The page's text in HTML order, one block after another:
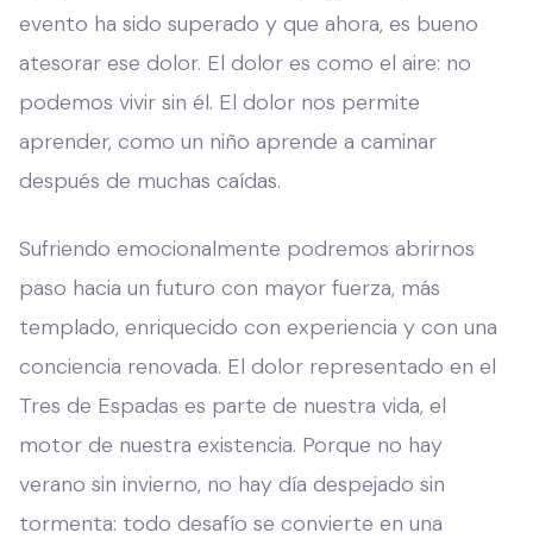
evento ha sido superado y que ahora, es bueno
atesorar ese dolor. El dolor es como el aire: no
podemos vivir sin él. El dolor nos permite
aprender, como un niño aprende a caminar
después de muchas caídas.
Sufriendo emocionalmente podremos abrirnos
paso hacia un futuro con mayor fuerza, más
templado, enriquecido con experiencia y con una
conciencia renovada. El dolor representado en el
Tres de Espadas es parte de nuestra vida, el
motor de nuestra existencia. Porque no hay
verano sin invierno, no hay día despejado sin
tormenta: todo desafío se convierte en una